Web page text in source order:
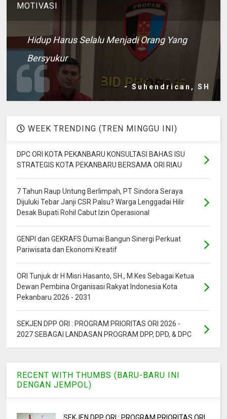
MOTIVASI
Hidup Harus Selalu Menjadi Orang Yang
Bersyukur
- Suhendrican, SH
WEEK TRENDING (TREN MINGGU INI)
DPC ORI KOTA PEKANBARU KONSULTASI BAHAS ISU
STRATEGIS KOTA PEKANBARU BERSAMA ORI RIAU
7 Tahun Raup Untung Berlimpah, PT Sindora Seraya
Dijuluki Tebar Janji CSR Palsu? Warga Lenggadai Hilir
Desak Bupati Rohil Cabut Izin Operasional
GENPI dan GEKRAFS Dumai Bangun Sinergi Perkuat
Pariwisata dan Ekonomi Kreatif
ORI Tunjuk dr H Misri Hasanto, SH., M.Kes Sebagai Ketua
Dewan Pembina Organisasi Rakyat Indonesia Kota
Pekanbaru 2026 - 2031
SEKJEN DPP ORI : PROGRAM PRIORITAS ORI 2026 -
2027 SEBAGAI LANDASAN PROGRAM DPP, DPD, & DPC
RECENT WITH THUMBS (BARU-BARU INI
DENGAN JEMPOL)
SEKJEN DPP ORI : PROGRAM PRIORITAS ORI